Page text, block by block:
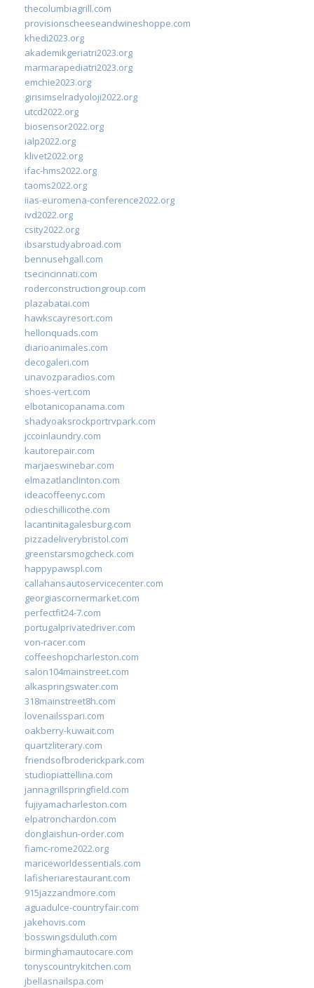
thecolumbiagrill.com
provisionscheeseandwineshoppe.com
khedi2023.org
akademikgeriatri2023.org
marmarapediatri2023.org
emchie2023.org
girisimselradyoloji2022.org
utcd2022.org
biosensor2022.org
ialp2022.org
klivet2022.org
ifac-hms2022.org
taoms2022.org
iias-euromena-conference2022.org
ivd2022.org
csity2022.org
ibsarstudyabroad.com
bennusehgall.com
tsecincinnati.com
roderconstructiongroup.com
plazabatai.com
hawkscayresort.com
hellonquads.com
diarioanimales.com
decogaleri.com
unavozparadios.com
shoes-vert.com
elbotanicopanama.com
shadyoaksrockportrvpark.com
jccoinlaundry.com
kautorepair.com
marjaeswinebar.com
elmazatlanclinton.com
ideacoffeenyc.com
odieschillicothe.com
lacantinitagalesburg.com
pizzadeliverybristol.com
greenstarsmogcheck.com
happypawspl.com
callahansautoservicecenter.com
georgiascornermarket.com
perfectfit24-7.com
portugalprivatedriver.com
von-racer.com
coffeeshopcharleston.com
salon104mainstreet.com
alkaspringswater.com
318mainstreet8h.com
lovenailsspari.com
oakberry-kuwait.com
quartzliterary.com
friendsofbroderickpark.com
studiopiattellina.com
jannagrillspringfield.com
fujiyamacharleston.com
elpatronchardon.com
donglaishun-order.com
fiamc-rome2022.org
mariceworldessentials.com
lafisheriarestaurant.com
915jazzandmore.com
aguadulce-countryfair.com
jakehovis.com
bosswingsduluth.com
birminghamautocare.com
tonyscountrykitchen.com
jbellasnailspa.com